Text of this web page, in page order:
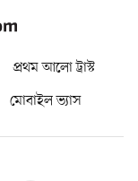
প্রথম আলো ট্রাস্ট
মোবাইল ভ্যাস